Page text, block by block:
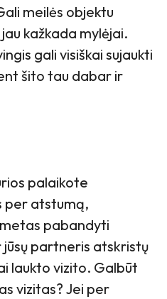
meilės objektu
kažkada mylėjai.
gali visiškai sujaukti
šito tau dabar ir
palaikote
per atstumą,
pabandyti
partneris atskristų
laukto vizito. Galbūt
vizitas? Jei per